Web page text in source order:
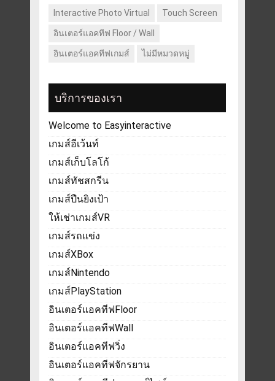
Interactive Photo Virtual Touch Screen
อินเตอร์แอคทีฟ Floor / Wall
อินเตอร์แอคทีฟเกมส์ ไม่มีหมวดหมู่
บริการของเรา
Welcome to Easyinteractive
เกมส์อีเว้นท์
เกมส์เก็บโลโก้
เกมส์ทัชสกรีน
เกมส์ปืนยิงเป้า
ให้เช่าเกมส์VR
เกมส์รถแข่ง
เกมส์XBox
เกมส์Nintendo
เกมส์PlayStation
อินเตอร์แอคทีฟFloor
อินเตอร์แอคทีฟWall
อินเตอร์แอคทีฟวิ่ง
อินเตอร์แอคทีฟจักรยาน